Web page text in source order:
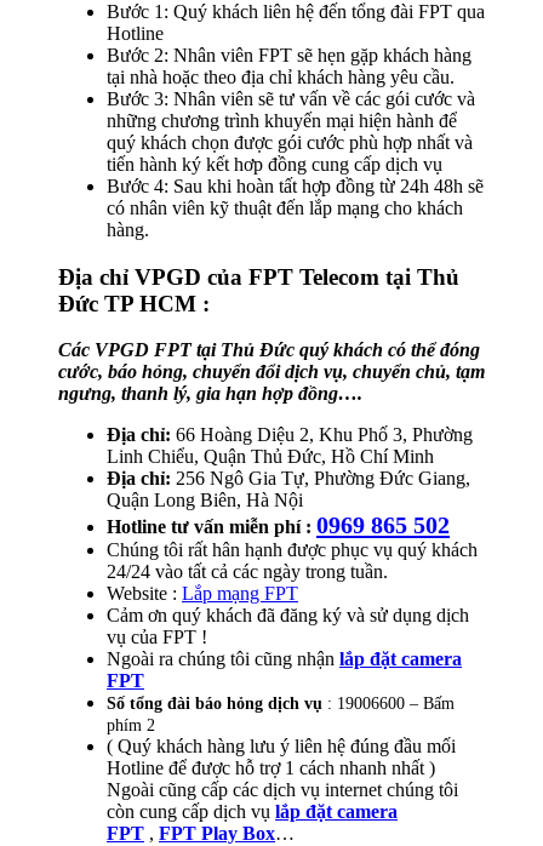
Bước 1: Quý khách liên hệ đến tổng đài FPT qua
Hotline
Bước 2: Nhân viên FPT sẽ hẹn gặp khách hàng
tại nhà hoặc theo địa chỉ khách hàng yêu cầu.
Bước 3: Nhân viên sẽ tư vấn về các gói cước và
những chương trình khuyến mại hiện hành để
quý khách chọn được gói cước phù hợp nhất và
tiến hành ký kết hơp đồng cung cấp dịch vụ
Bước 4: Sau khi hoàn tất hợp đồng từ 24h 48h sẽ
có nhân viên kỹ thuật đến lắp mạng cho khách
hàng.
Địa chỉ VPGD của FPT Telecom tại Thủ
Đức TP HCM :
Các VPGD FPT tại Thủ Đức quý khách có thể đóng
cước, báo hỏng, chuyển đổi dịch vụ, chuyển chủ, tạm
ngưng, thanh lý, gia hạn hợp đồng….
Địa chỉ: 66 Hoàng Diệu 2, Khu Phố 3, Phường
Linh Chiểu, Quận Thủ Đức, Hồ Chí Minh
Địa chỉ: 256 Ngô Gia Tự, Phường Đức Giang,
Quận Long Biên, Hà Nội
Hotline tư vấn miễn phí : 0969 865 502
Chúng tôi rất hân hạnh được phục vụ quý khách
24/24 vào tất cả các ngày trong tuần.
Website : Lắp mạng FPT
Cảm ơn quý khách đã đăng ký và sử dụng dịch
vụ của FPT !
Ngoài ra chúng tôi cũng nhận lắp đặt camera
FPT
Số tổng đài báo hỏng dịch vụ : 19006600 – Bấm
phím 2
( Quý khách hàng lưu ý liên hệ đúng đầu mối
Hotline để được hỗ trợ 1 cách nhanh nhất )
Ngoài cũng cấp các dịch vụ internet chúng tôi
còn cung cấp dịch vụ lắp đặt camera
FPT , FPT Play Box…